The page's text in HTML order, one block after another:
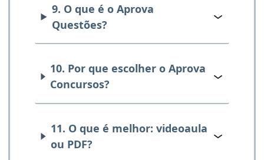
9. O que é o Aprova
Questões?
10. Por que escolher o Aprova
Concursos?
11. O que é melhor: videoaula
ou PDF?